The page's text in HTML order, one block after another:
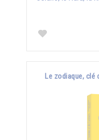
Le zodiaque, clé